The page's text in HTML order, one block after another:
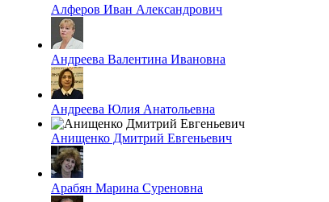
Алферов Иван Александрович
Андреева Валентина Ивановна
Андреева Юлия Анатольевна
Анищенко Дмитрий Евгеньевич
Арабян Марина Суреновна